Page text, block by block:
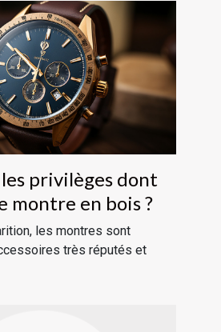
privilèges dont
montre en bois ?
les montres sont
très réputés et